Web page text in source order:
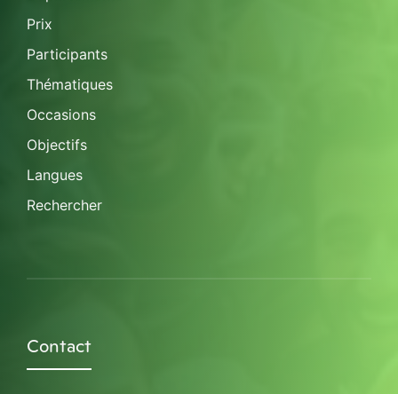
Prix
Participants
Thématiques
Occasions
Objectifs
Langues
Rechercher
Contact